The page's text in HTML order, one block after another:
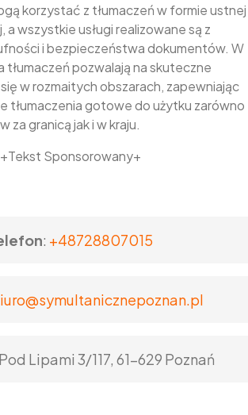
korzystać z tłumaczeń w formie ustnej
a wszystkie usługi realizowane są z
i bezpieczeństwa dokumentów. W
tłumaczeń pozwalają na skuteczne
w rozmaitych obszarach, zapewniając
tłumaczenia gotowe do użytku zarówno
w za granicą jak i w kraju.
+Tekst Sponsorowany+
: +48728807015
Lipami 3/117, 61-629 Poznań